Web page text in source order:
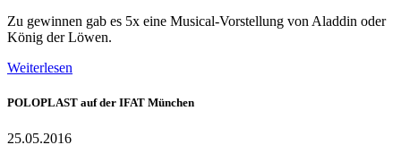
Zu gewinnen gab es 5x eine Musical-Vorstellung von Aladdin oder
König der Löwen.
Weiterlesen
POLOPLAST auf der IFAT München
25.05.2016